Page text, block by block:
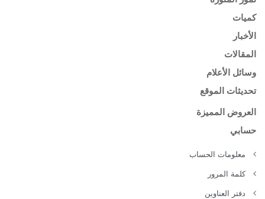
كميات
الأخبار
المقالات
وسائل الأعلام
تحديثات الموقع
العروض المميزة
حسابي
معلومات الحساب
كلمة المرور
دفتر العناوين